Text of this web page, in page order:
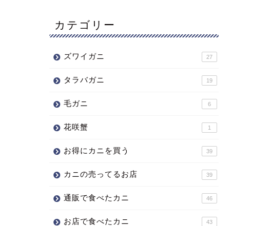
カテゴリー
ズワイガニ 27
タラバガニ 19
毛ガニ 6
花咲蟹 1
お得にカニを買う 39
カニの売ってるお店 39
通販で食べたカニ 46
お店で食べたカニ 43